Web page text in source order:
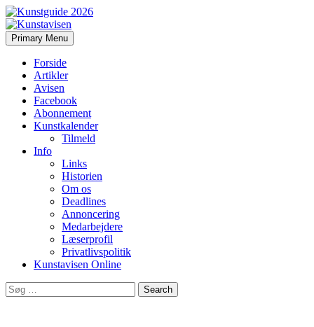
Kunstavisen
Search
Primary Menu Skip
to
Forside
Artikler
Avisen
Facebook
Abonnement
Kunstkalender
Tilmeld
Info
Links
Historien
Om os
Deadlines
Annoncering
Medarbejdere
Læserprofil
Privatlivspolitik
Kunstavisen Online
Search
for: